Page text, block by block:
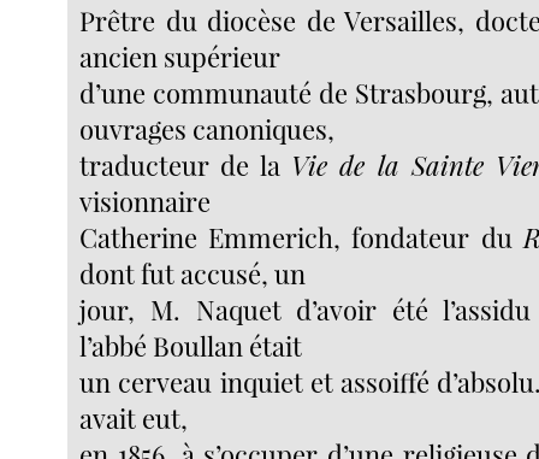
Prêtre du diocèse de Versailles,
ancien supérieur
d’une communauté de Strasbourg,
ouvrages canoniques,
traducteur de la Vie de la Sainte
visionnaire
Catherine Emmerich, fondateur du
dont fut accusé, un
jour, M. Naquet d’avoir été
l’abbé Boullan était
un cerveau inquiet et assoiffé
avait eut,